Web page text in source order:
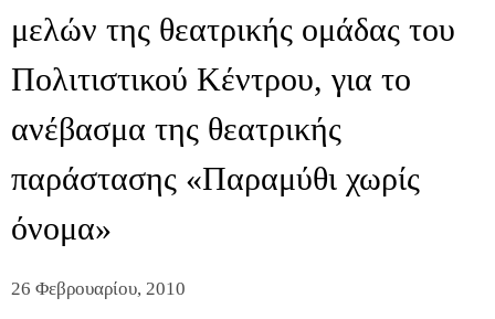
μελών της θεατρικής ομάδας του
Πολιτιστικού Κέντρου, για το
ανέβασμα της θεατρικής
παράστασης «Παραμύθι χωρίς
όνομα»
26 Φεβρουαρίου, 2010